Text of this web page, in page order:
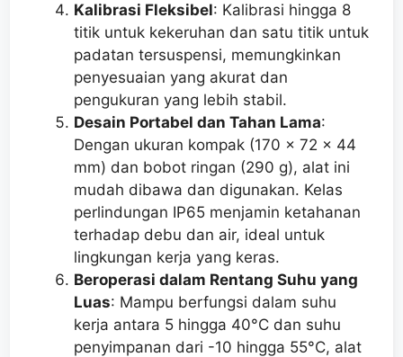
Kalibrasi Fleksibel: Kalibrasi hingga 8
titik untuk kekeruhan dan satu titik untuk
padatan tersuspensi, memungkinkan
penyesuaian yang akurat dan
pengukuran yang lebih stabil.
Desain Portabel dan Tahan Lama:
Dengan ukuran kompak (170 x 72 x 44
mm) dan bobot ringan (290 g), alat ini
mudah dibawa dan digunakan. Kelas
perlindungan IP65 menjamin ketahanan
terhadap debu dan air, ideal untuk
lingkungan kerja yang keras.
Beroperasi dalam Rentang Suhu yang
Luas: Mampu berfungsi dalam suhu
kerja antara 5 hingga 40°C dan suhu
penyimpanan dari -10 hingga 55°C, alat